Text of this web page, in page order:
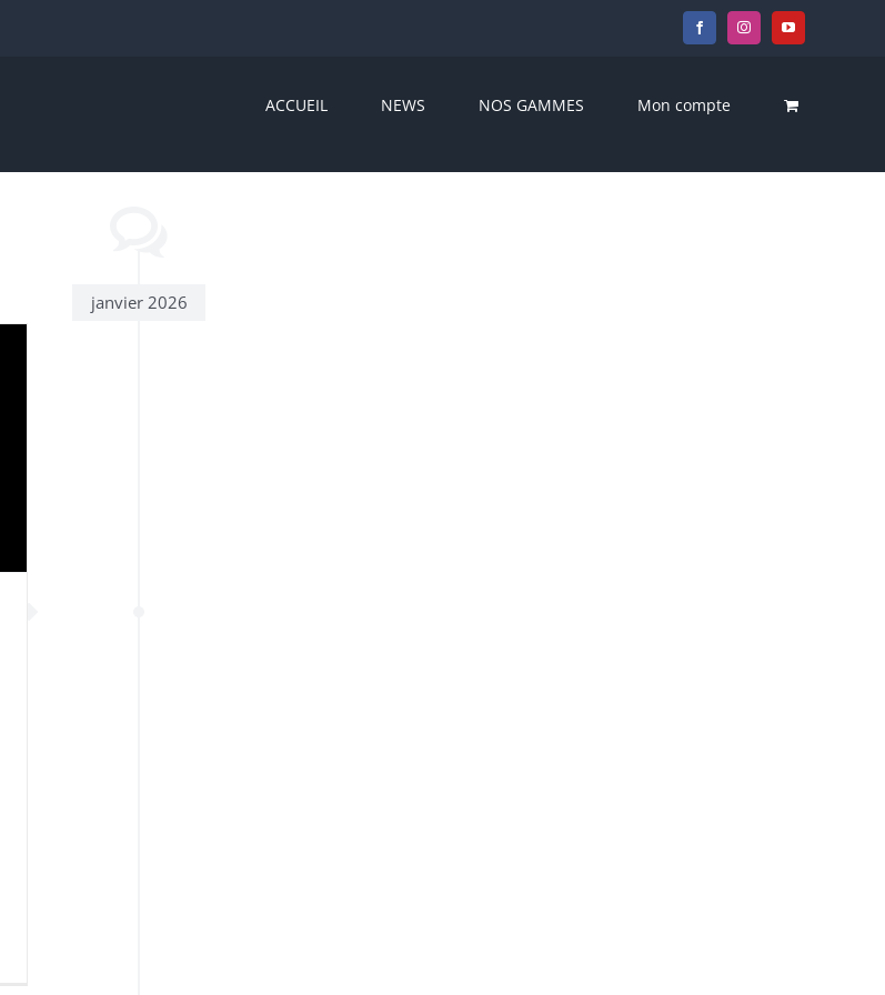
FacebookInstagramYouTube
ACCUEIL NEWS NOS GAMMES Mon compte
janvier 2026